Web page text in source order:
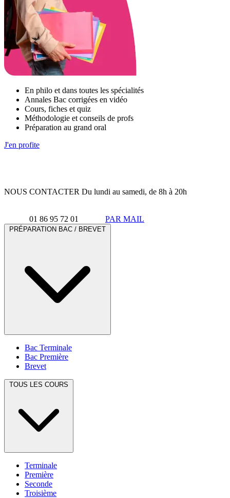
En philo et dans toutes les spécialités
Annales Bac corrigées en vidéo
Cours, fiches et quiz
Méthodologie et conseils de profs
Préparation au grand oral
J'en profite
NOUS CONTACTER Du lundi au samedi, de 8h à 20h
01 86 95 72 01 PAR MAIL
PRÉPARATION BAC / BREVET
Bac Terminale
Bac Première
Brevet
TOUS LES COURS
Terminale
Première
Seconde
Troisième